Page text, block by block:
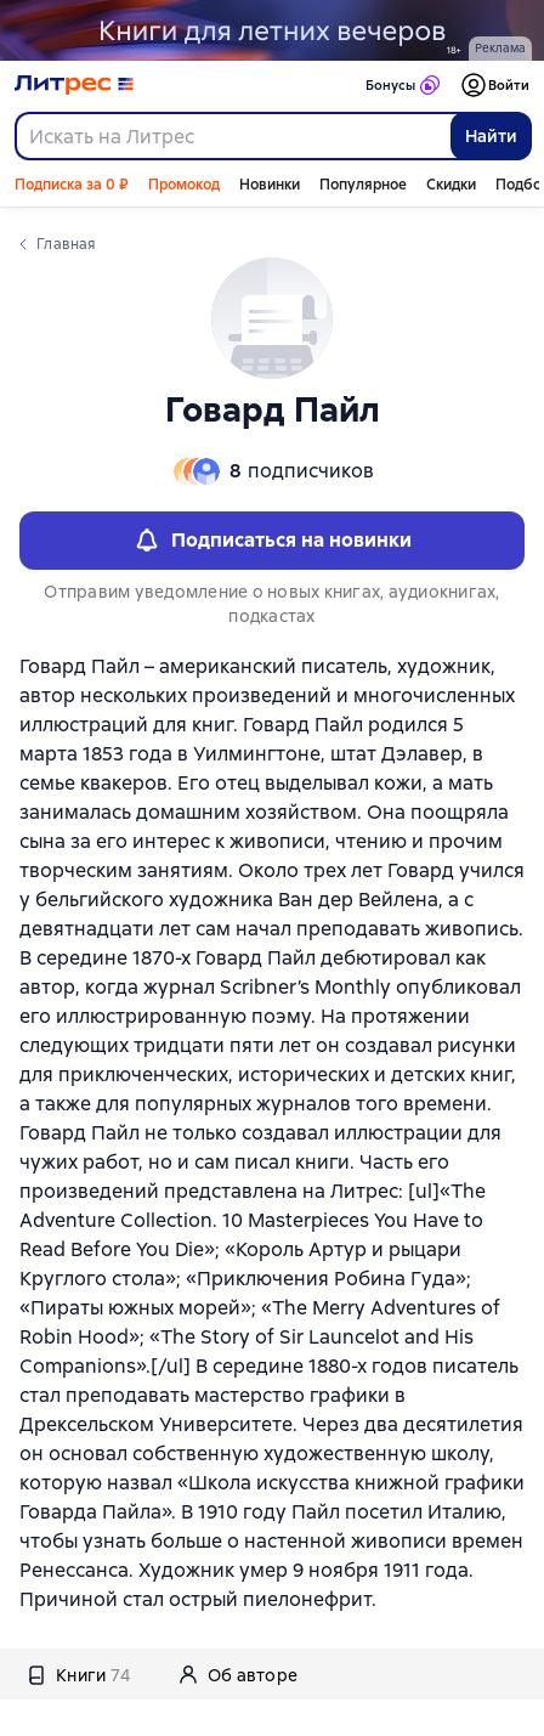
Реклама
Найти
Бонусы Войти
Подписка за 0 ₽ Промокод Новинки Популярное Скидки
Главная
Говард Пайл
8 подписчиков
Подписаться на новинки
Отправим уведомление о новых книгах, аудиокнигах,
подкастах
Говард Пайл – американский писатель, художник,
автор нескольких произведений и многочисленных
иллюстраций для книг. Говард Пайл родился 5
марта 1853 года в Уилмингтоне, штат Дэлавер, в
семье квакеров. Его отец выделывал кожи, а мать
занималась домашним хозяйством. Она поощряла
сына за его интерес к живописи, чтению и прочим
творческим занятиям. Около трех лет Говард учился
у бельгийского художника Ван дер Вейлена, а с
девятнадцати лет сам начал преподавать живопись.
В середине 1870-х Говард Пайл дебютировал как
автор, когда журнал Scribner’s Monthly опубликовал
его иллюстрированную поэму. На протяжении
следующих тридцати пяти лет он создавал рисунки
для приключенческих, исторических и детских книг,
а также для популярных журналов того времени.
Говард Пайл не только создавал иллюстрации для
чужих работ, но и сам писал книги. Часть его
произведений представлена на Литрес: [ul]«The
Adventure Collection. 10 Masterpieces You Have to
Read Before You Die»; «Король Артур и рыцари
Круглого стола»; «Приключения Робина Гуда»;
«Пираты южных морей»; «The Merry Adventures of
Robin Hood»; «The Story of Sir Launcelot and His
Companions».[/ul] В середине 1880-х годов писатель
стал преподавать мастерство графики в
Дрексельском Университете. Через два десятилетия
он основал собственную художественную школу,
которую назвал «Школа искусства книжной графики
Говарда Пайла». В 1910 году Пайл посетил Италию,
чтобы узнать больше о настенной живописи времен
Ренессанса. Художник умер 9 ноября 1911 года.
Причиной стал острый пиелонефрит.
Книги 74 Об авторе
Слайдер с книгами
Слайдер с книгами